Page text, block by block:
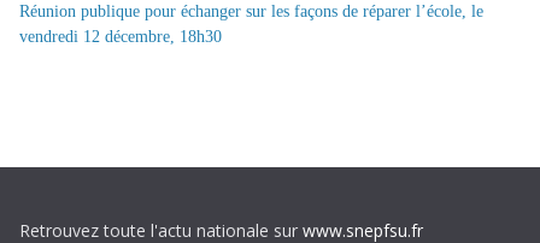
Réunion publique pour échanger sur les façons de réparer l’école, le
vendredi 12 décembre, 18h30
Retrouvez toute l'actu nationale sur www.snepfsu.fr